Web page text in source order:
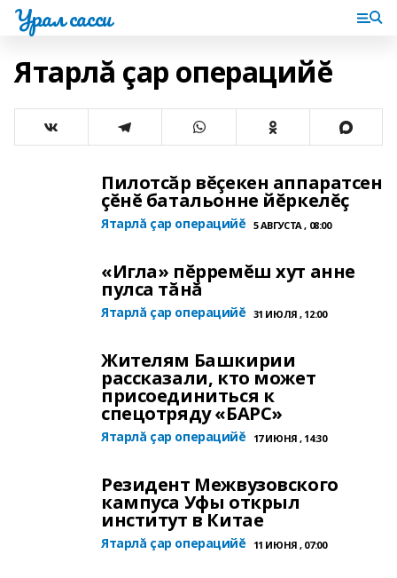
Урал сасси
Ятарлă çар операцийĕ
Пилотсăр вĕçекен аппаратсен
çĕнĕ батальонне йĕркелĕç
Ятарлă çар операцийĕ 5 АВГУСТА , 08:00
«Игла» пĕрремĕш хут анне
пулса тăнă
Ятарлă çар операцийĕ 31 ИЮЛЯ , 12:00
Жителям Башкирии
рассказали, кто может
присоединиться к
спецотряду «БАРС»
Ятарлă çар операцийĕ 17 ИЮНЯ , 14:30
Резидент Межвузовского
кампуса Уфы открыл
институт в Китае
Ятарлă çар операцийĕ 11 ИЮНЯ , 07:00